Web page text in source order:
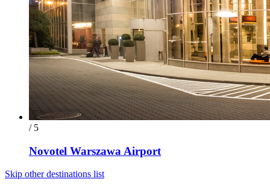
/ 5
Novotel Warszawa Airport
Skip other destinations list